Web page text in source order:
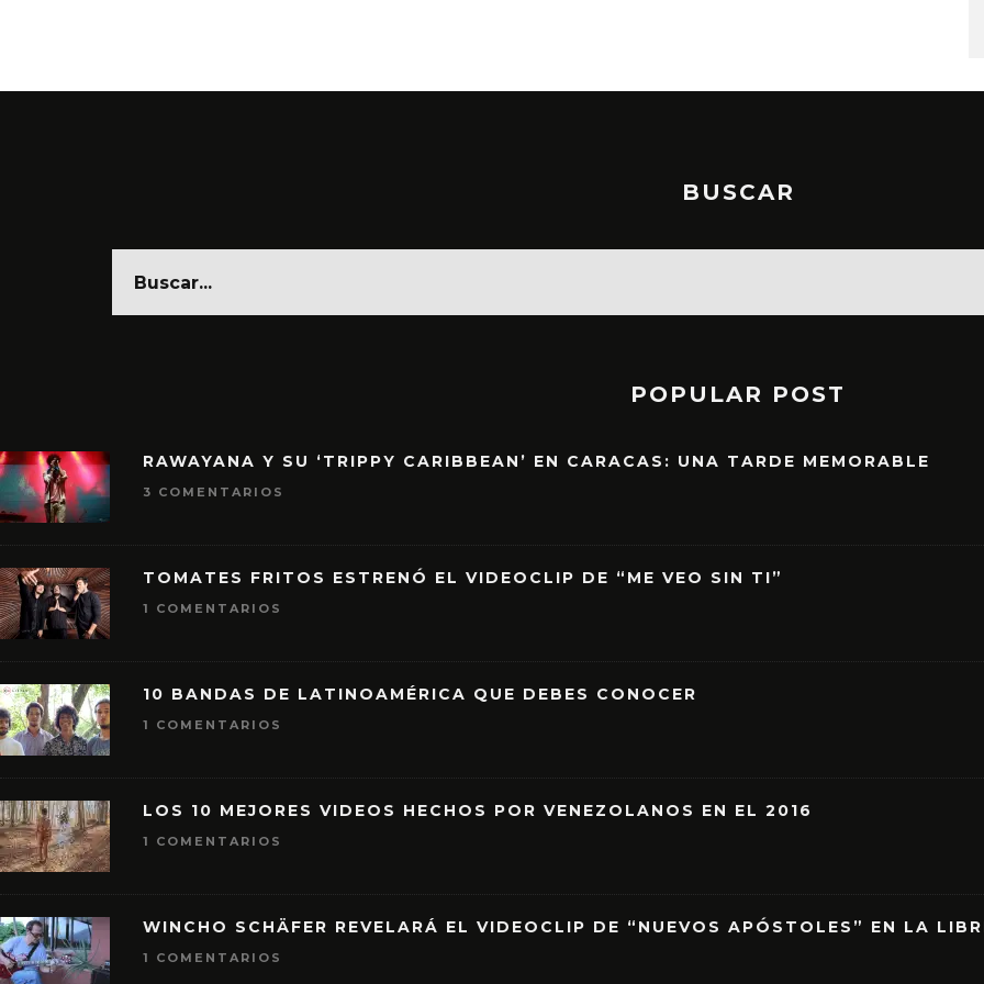
BUSCAR
POPULAR POST
RAWAYANA Y SU ‘TRIPPY CARIBBEAN’ EN CARACAS: UNA TARDE MEMORABLE
3 COMENTARIOS
TOMATES FRITOS ESTRENÓ EL VIDEOCLIP DE “ME VEO SIN TI”
1 COMENTARIOS
10 BANDAS DE LATINOAMÉRICA QUE DEBES CONOCER
1 COMENTARIOS
LOS 10 MEJORES VIDEOS HECHOS POR VENEZOLANOS EN EL 2016
1 COMENTARIOS
WINCHO SCHÄFER REVELARÁ EL VIDEOCLIP DE “NUEVOS APÓSTOLES” EN LA
1 COMENTARIOS